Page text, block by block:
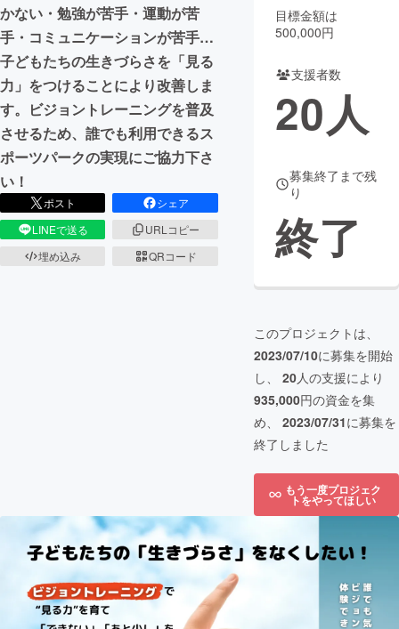
CAMPFIRE for Social Good
CAMPFIRE Creation
CAMPFIREふるさと納税machi-ya コミュニティ
かない・勉強が苦手・運動が苦
手・コミュニケーションが苦手…
子どもたちの生きづらさを「見る
力」をつけることにより改善しま
す。ビジョントレーニングを普及
させるため、誰でも利用できるス
ポーツパークの実現にご協力下さ
い！
ポスト
シェア
LINEで送る
URLコピー
埋め込み
QRコード
目標金額は
500,000円
支援者数
20人
募集終了まで残
り
終了
このプロジェクトは、
2023/07/10に募集を開始
し、 20人の支援により
935,000円の資金を集
め、 2023/07/31に募集を
終了しました
もう一度プロジェク
トをやってほしい